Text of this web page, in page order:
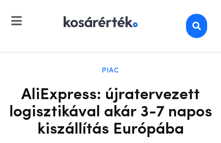
PIAC
AliExpress: újratervezett
logisztikával akár 3-7 napos
kiszállítás Európába